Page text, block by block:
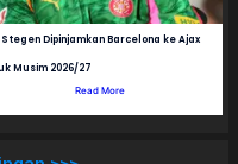
Dipinjamkan Barcelona ke Ajax
Musim 2026/27
Read More